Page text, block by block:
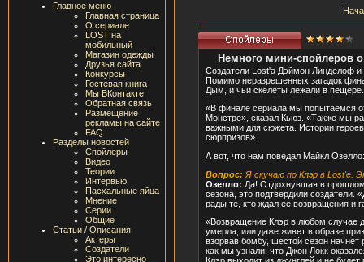
Главное меню
Главная страница
О сериале
LOST на
мобильный
Магазин одежды
Друзья сайта
Конкурсы
Гостевая книга
Мы ВКонтакте
Обратная связь
Размещение
рекламы на сайте
FAQ
Разделы новостей
Спойлеры
Видео
Теории
Интервью
Пасхальные яйца
Мнение
Серии
Общие
Статьи / Описания
Актеры
Создатели
Это интересно
Немного мини-спойлеров о
Создатели Lost'а Дэймон Линделоф и
Помимо неразрешенных загадок
Дым, и чьи скелеты лежали в пещере.
«В финале сериала мы попытаемся
Монстре», сказал Кьюз. «Также мы
важными для сюжета. Истории
сюрпризов».
А вот, что нам поведал Майкл Озелло:
Вопрос: Я скучаю по Клэр в Lost'е.
Озелло: Да! Отдохнувшая в прошлом
сезона, это подтвердили создатели.
рады те, кто ждал ее возвращения и
«Возвращение Клэр в любом случае
умерла, или даже живет в образе
взорвав бомбу, шестой сезон
как мы узнали, что Джон Локк